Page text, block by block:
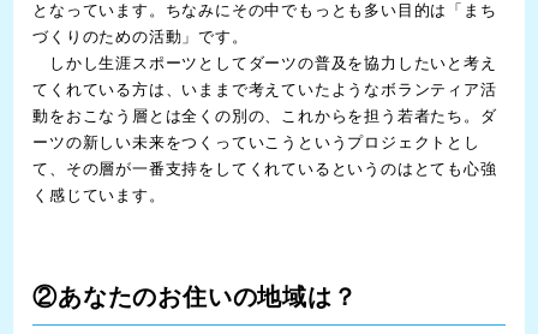
となっています。ちなみにその中でもっとも多い目的は「まち
づくりのための活動」です。
しかし生涯スポーツとしてダーツの普及を協力したいと考え
てくれている方は、いままで考えていたようなボランティア活
動をおこなう層とは全くの別の、これからを担う若者たち。ダ
ーツの新しい未来をつくっていこうというプロジェクトとし
て、その層が一番支持をしてくれているというのはとても心強
く感じています。
②あなたのお住いの地域は？